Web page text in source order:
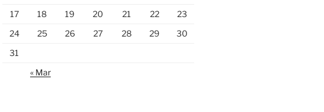
17
18 19 20 21 22
23
24
25 26 27 28 29
30
31
« Mar